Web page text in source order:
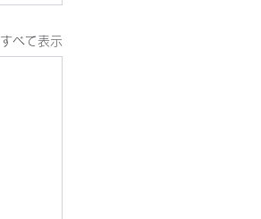
すべて表示